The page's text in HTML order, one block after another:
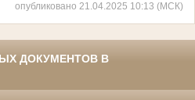
опубликовано 21.04.2025 10:13 (МСК)
ДОКУМЕНТОВ В